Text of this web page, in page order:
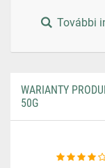
További
WARIANTY
50G